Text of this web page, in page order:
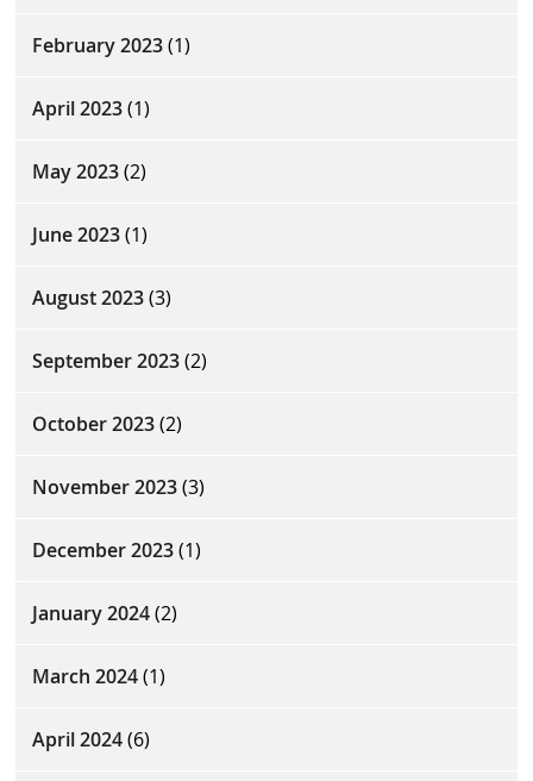
February 2023(1)
April 2023(1)
May 2023(2)
June 2023(1)
August 2023(3)
September 2023(2)
October 2023(2)
November 2023(3)
December 2023(1)
January 2024(2)
March 2024(1)
April 2024(6)